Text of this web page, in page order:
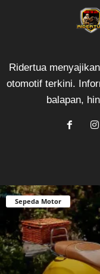
Ridertua
otomotif terkini.
balapan,
Sepeda Motor